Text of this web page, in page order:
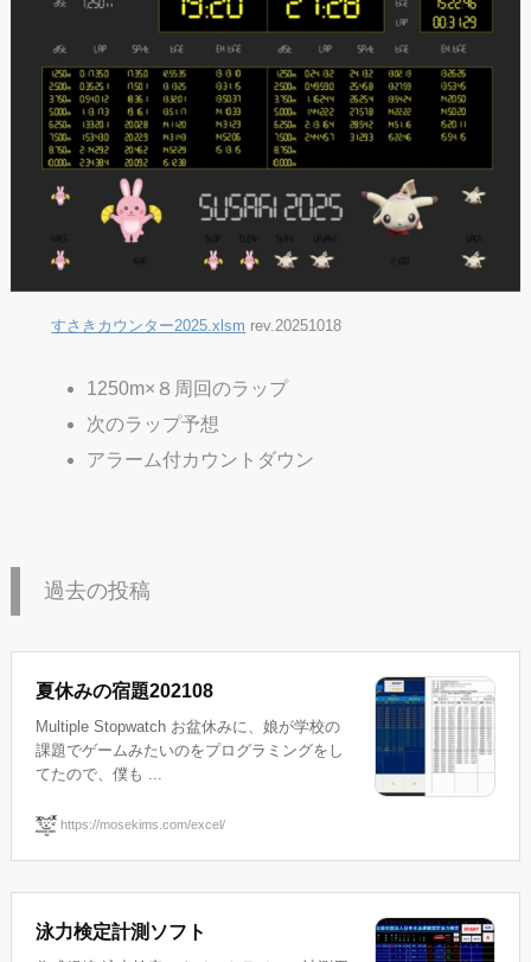
すさきカウンター2025.xlsm rev.20251018
1250m×８周回のラップ
次のラップ予想
アラーム付カウントダウン
過去の投稿
夏休みの宿題202108
Multiple Stopwatch お盆休みに、娘が学校の
課題でゲームみたいのをプログラミングをし
てたので、僕も ...
https://mosekims.com/excel/
泳力検定計測ソフト